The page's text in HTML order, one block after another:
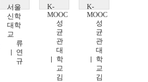
서울
신학
대학
교
류
연
규
K-
MOOC
성
균
관
대
학
교
김
K-
MOOC
성
균
관
대
학
교
김